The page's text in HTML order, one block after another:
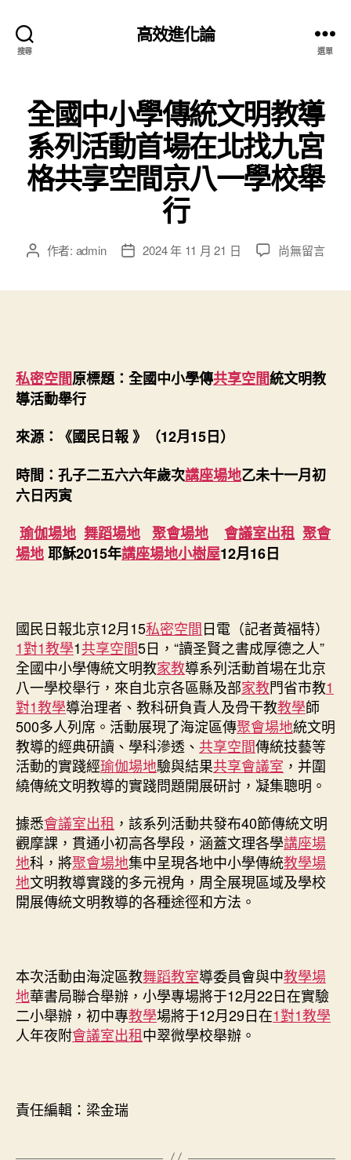
搜尋
高效進化論
選單
全國中小學傳統文明教導
系列活動首場在北找九宮
格共享空間京八一學校舉
行
文 作者: admin
文 2024 年 11 月 21 日
在
統
文
列
首
場
在
宮
格
共
享
空
間
京
八
一
學
舉
行〉
中
尚無留言
私密空間原標題：全國中小學傳共享空間統文明教
導活動舉行
來源：《國民日報 》（12月15日）
時間：孔子二五六六年歲次講座場地乙未十一月初
六日丙寅
瑜伽場地 舞蹈場地 聚會場地 會議室出租 聚會
場地耶穌2015年講座場地小樹屋12月16日
國民日報北京12月15私密空間日電（記者黃福特）
1對1教學1共享空間5日，“讀圣賢之書成厚德之人”
全國中小學傳統文明教家教導系列活動首場在北京
八一學校舉行，來自北京各區縣及部家教門省市教1
對1教學導治理者、教科研負責人及骨干教教學師
500多人列席。活動展現了海淀區傳聚會場地統文明
教導的經典研讀、學科滲透、 共享空間傳統技藝等
活動的實踐經瑜伽場地驗與結果共享會議室 ，并圍
繞傳統文明教導的實踐問題開展研討，凝集聰明。
據悉會議室出租 ，該系列活動共發布40節傳統文明
觀摩課，貫通小初高各學段，涵蓋文理各學講座場
地科，將聚會場地集中呈現各地中小學傳統教學場
地文明教導實踐的多元視角，周全展現區域及學校
開展傳統文明教導的各種途徑和方法。
本次活動由海淀區教舞蹈教室導委員會與中教學場
地華書局聯合舉辦，小學專場將于12月22日在實驗
二小舉辦，初中專教學場將于12月29日在1對1教學
人年夜附會議室出租中翠微學校舉辦。
責任編輯：梁金瑞